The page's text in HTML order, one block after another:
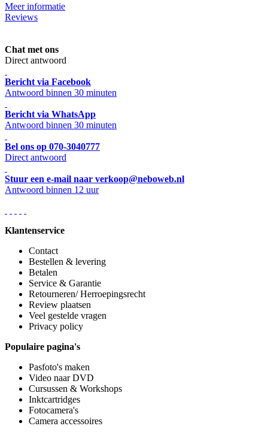
Meer informatie
Reviews
Chat met ons
Direct antwoord
Bericht via Facebook
Antwoord binnen 30 minuten
Bericht via WhatsApp
Antwoord binnen 30 minuten
Bel ons op 070-3040777
Direct antwoord
Stuur een e-mail naar verkoop@neboweb.nl
Antwoord binnen 12 uur
Klantenservice
Contact
Bestellen & levering
Betalen
Service & Garantie
Retourneren/ Herroepingsrecht
Review plaatsen
Veel gestelde vragen
Privacy policy
Populaire pagina's
Pasfoto's maken
Video naar DVD
Cursussen & Workshops
Inktcartridges
Fotocamera's
Camera accessoires